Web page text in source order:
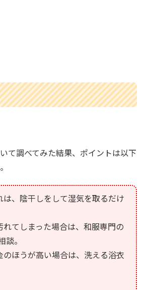
て調べてみた結果、ポイントは以下
、陰干しをして湿気を取るだけ
てしまった場合は、和服専門の
。
ほうが高い場合は、洗える浴衣